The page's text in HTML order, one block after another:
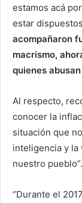
estamos acá
estar
acompañaron
macrismo,
quienes
Al respecto,
conocer la
situación que
inteligencia y la
nuestro pueblo”.
“Durante el